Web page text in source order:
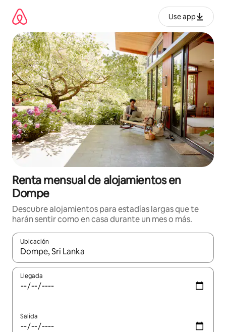
contenido
Use app
Renta mensual de alojamientos en
Dompe
Descubre alojamientos para estadías largas que te
harán sentir como en casa durante un mes o más.
Ubicación
Cuando los resultados estén disponibles, navega con las
Llegada
Salida